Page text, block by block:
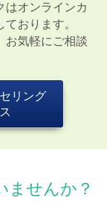
了 17:00
療の内容によ
います。
オンラインカ
おります。
お気軽にご相談
リング
ませんか？